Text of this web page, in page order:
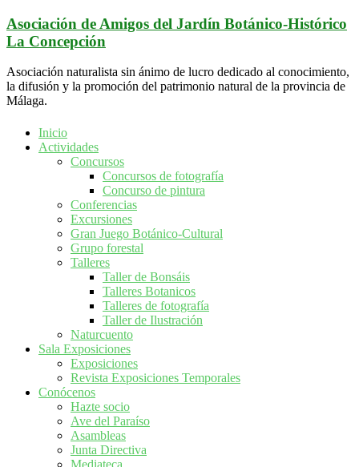
Saltar
al
contenido
Asociación de Amigos del Jardín Botánico-Histórico
La Concepción
Asociación naturalista sin ánimo de lucro dedicado al conocimiento,
la difusión y la promoción del patrimonio natural de la provincia de
Málaga.
Inicio
Actividades
Concursos
Concursos de fotografía
Concurso de pintura
Conferencias
Excursiones
Gran Juego Botánico-Cultural
Grupo forestal
Talleres
Taller de Bonsáis
Talleres Botanicos
Talleres de fotografía
Taller de Ilustración
Naturcuento
Sala Exposiciones
Exposiciones
Revista Exposiciones Temporales
Conócenos
Hazte socio
Ave del Paraíso
Asambleas
Junta Directiva
Mediateca